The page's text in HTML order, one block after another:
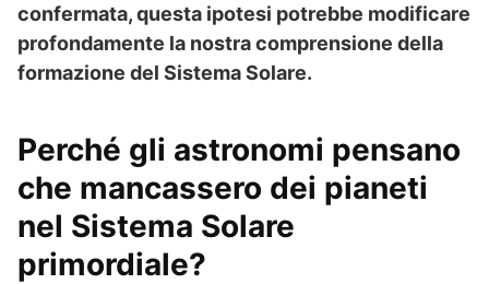
confermata, questa ipotesi potrebbe modificare
profondamente la nostra comprensione della
formazione del Sistema Solare.
Perché gli astronomi pensano
che mancassero dei pianeti
nel Sistema Solare
primordiale?